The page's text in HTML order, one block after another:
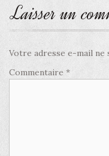
Laisser un
Votre adresse e-mail ne
Commentaire *